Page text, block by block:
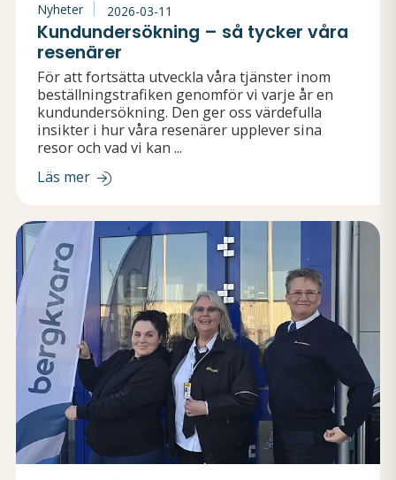
Nyheter 2026-03-11
Kundundersökning – så tycker våra
resenärer
För att fortsätta utveckla våra tjänster inom
beställningstrafiken genomför vi varje år en
kundundersökning. Den ger oss värdefulla
insikter i hur våra resenärer upplever sina
resor och vad vi kan ...
Läs mer